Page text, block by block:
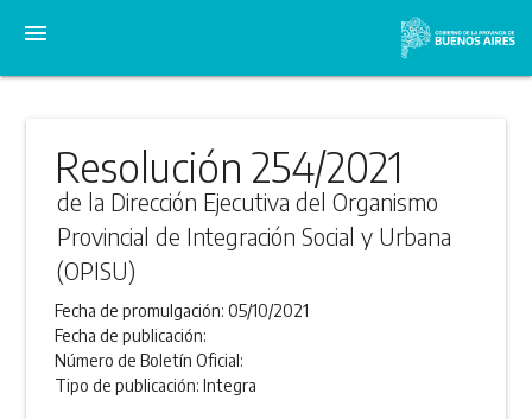
menu
Resolución 254/2021
de la Dirección Ejecutiva del Organismo
Provincial de Integración Social y Urbana
(OPISU)
Fecha de promulgación:05/10/2021
Fecha de publicación:
Número de Boletín Oficial:
Tipo de publicación:Integra